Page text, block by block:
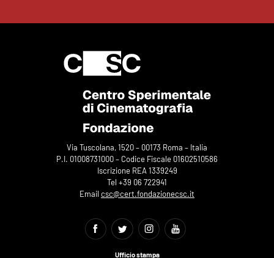
Via Tuscolana, 1520 – 00173 Roma – Italia
P.I. 01008731000 – Codice Fiscale 01602510586
Iscrizione REA 1339249
Tel +39 06 722941
Email csc@cert.fondazionecsc.it
Ufficio stampa